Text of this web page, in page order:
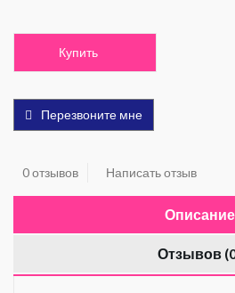
Купить
Перезвоните мне
0 отзывов Написать отзыв
Описание
Отзывов